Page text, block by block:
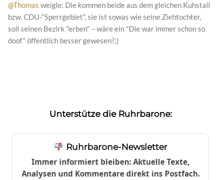
@Thomas weigle: Die kommen beide aus dem gleichen Kuhstall
bzw. CDU-"Sperrgebiet", sie ist sowas wie seine Ziehtochter,
soll seinen Bezirk "erben" – wäre ein "Die war immer schon so
doof" öffentlich besser gewesen?;)
Unterstütze die Ruhrbarone:
Ruhrbarone-Newsletter
Immer informiert bleiben: Aktuelle Texte,
Analysen und Kommentare direkt ins Postfach.